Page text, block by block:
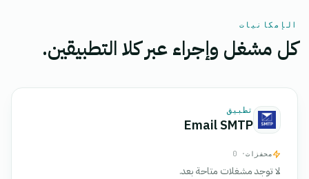
الإمكانيات
كل مشغل وإجراء عبر كلا التطبيقين.
تطبيق
Email SMTP
محفزات· 0
لا توجد مشغلات متاحة بعد.